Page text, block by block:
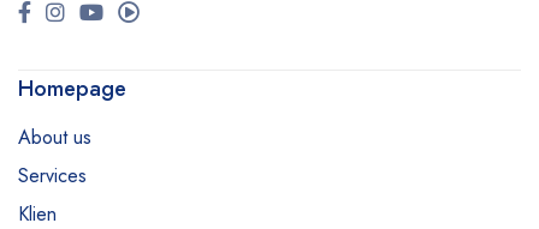
Homepage
About us
Services
Klien